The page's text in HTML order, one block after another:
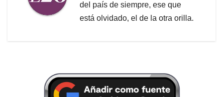
del país de siempre, ese que
está olvidado, el de la otra orilla.